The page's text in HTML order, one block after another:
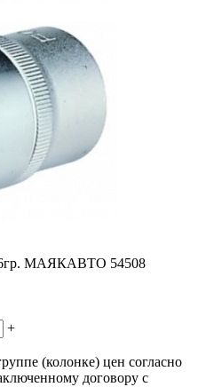
6гр. МАЯКАВТО 54508
+
(колонке) цен согласно
договору с